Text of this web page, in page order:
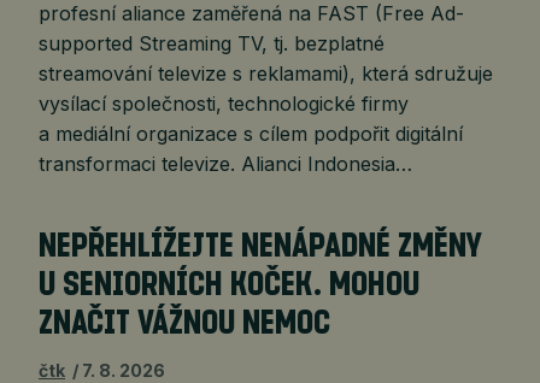
profesní aliance zaměřená na FAST (Free Ad-
supported Streaming TV, tj. bezplatné
streamování televize s reklamami), která sdružuje
vysílací společnosti, technologické firmy
a mediální organizace s cílem podpořit digitální
transformaci televize. Alianci Indonesia…
NEPŘEHLÍŽEJTE NENÁPADNÉ ZMĚNY
U SENIORNÍCH KOČEK. MOHOU
ZNAČIT VÁŽNOU NEMOC
čtk 7. 8. 2026